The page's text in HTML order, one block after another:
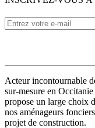
Acteur incontournable
sur-mesure en
propose un large choix
nos aménageurs
projet de construction.